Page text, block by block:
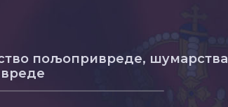
пољопривреде, шумарства